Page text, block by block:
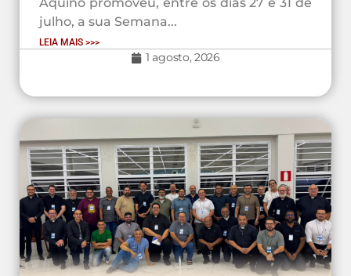
julho, a sua Semana...
LEIA MAIS >>>
1 agosto, 2026